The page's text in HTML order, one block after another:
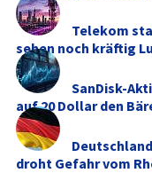
Telekom
sehen noch kräftig
SanDisk-
auf 20 Dollar den
droht Gefahr vom